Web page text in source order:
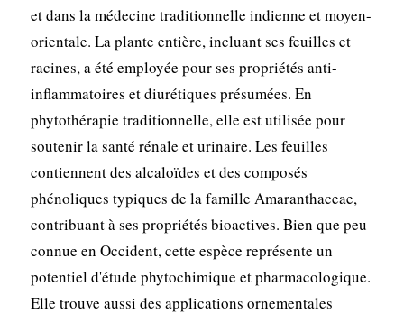
et dans la médecine traditionnelle indienne et moyen-
orientale. La plante entière, incluant ses feuilles et
racines, a été employée pour ses propriétés anti-
inflammatoires et diurétiques présumées. En
phytothérapie traditionnelle, elle est utilisée pour
soutenir la santé rénale et urinaire. Les feuilles
contiennent des alcaloïdes et des composés
phénoliques typiques de la famille Amaranthaceae,
contribuant à ses propriétés bioactives. Bien que peu
connue en Occident, cette espèce représente un
potentiel d'étude phytochimique et pharmacologique.
Elle trouve aussi des applications ornementales